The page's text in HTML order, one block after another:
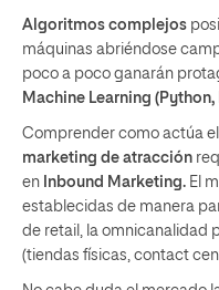
A lgoritmos complejos
máquinas abriéndose
poco a poco ganarán
Machine Learning
Comprender como actúa
marketing de atracción
en Inbound Marketing. El
establecidas de manera
de retail, la omnicanalidad
(tiendas físicas, contact